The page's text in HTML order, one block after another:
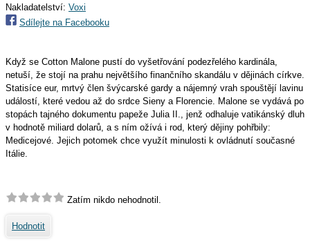
Nakladatelství: Voxi
Sdílejte na Facebooku
Když se Cotton Malone pustí do vyšetřování podezřelého kardinála,
netuší, že stojí na prahu největšího finančního skandálu v dějinách církve.
Statisíce eur, mrtvý člen švýcarské gardy a nájemný vrah spouštějí lavinu
událostí, které vedou až do srdce Sieny a Florencie. Malone se vydává po
stopách tajného dokumentu papeže Julia II., jenž odhaluje vatikánský dluh
v hodnotě miliard dolarů, a s ním ožívá i rod, který dějiny pohřbily:
Medicejové. Jejich potomek chce využít minulosti k ovládnutí současné
Itálie.
Zatím nikdo nehodnotil.
Hodnotit